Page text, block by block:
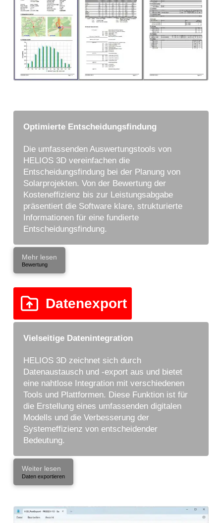
Optimierte Entscheidungsfindung
Die umfassenden Auswertungstools von
HELIOS 3D vereinfachen die
Entscheidungsfindung bei der Planung von
Solarprojekten. Von der Bewertung der
Kosteneffizienz bis zur Leistungsabgabe
präsentiert die Software klare, strukturierte
Informationen für eine fundierte
Entscheidungsfindung.
Mehr lesen
Bewertung
Datenexport
Vielseitige Datenintegration
HELIOS 3D zeichnet sich durch
Datenaustausch und -export aus und bietet
eine nahtlose Integration mit verschiedenen
Tools und Plattformen. Diese Funktion ist für
die Erstellung eines umfassenden digitalen
Modells und die Verbesserung der
Systemeffizienz von entscheidender
Bedeutung.
Weiter lesen
Daten exportieren